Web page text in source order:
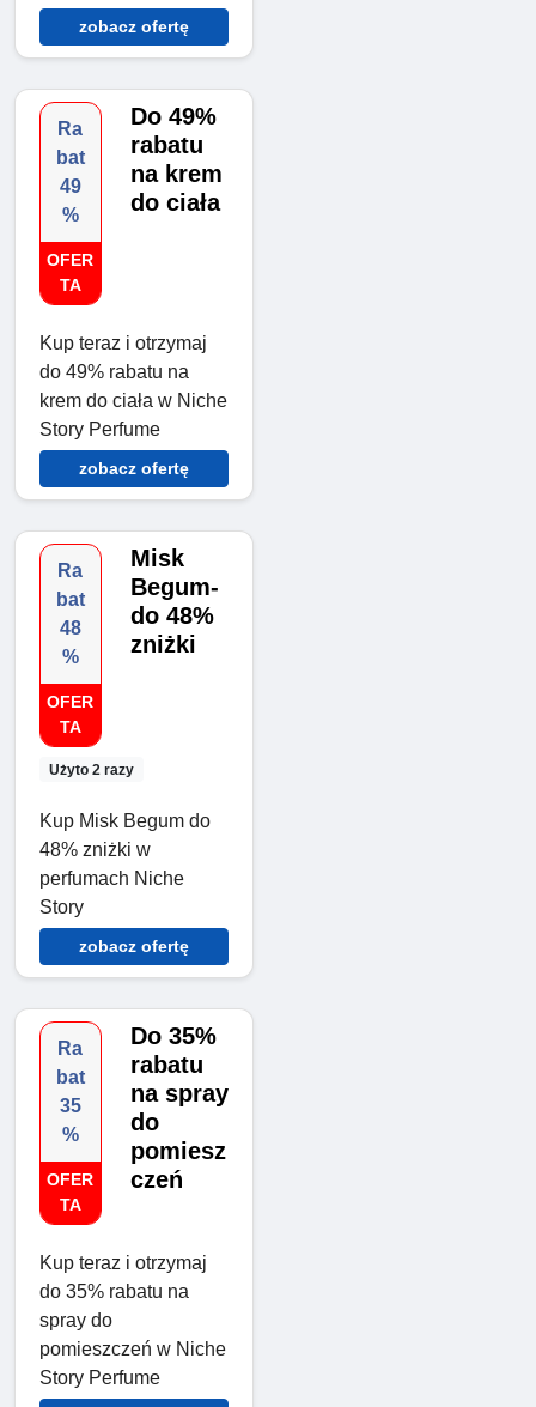
zobacz ofertę
Ra
bat
49
%
OFER
TA
Do 49%
rabatu
na krem
do ciała
Kup teraz i otrzymaj
do 49% rabatu na
krem do ciała w Niche
Story Perfume
zobacz ofertę
Ra
bat
48
%
OFER
TA
Użyto 2 razy
Misk
Begum-
do 48%
zniżki
Kup Misk Begum do
48% zniżki w
perfumach Niche
Story
zobacz ofertę
Ra
bat
35
%
OFER
TA
Do 35%
rabatu
na spray
do
pomiesz
czeń
Kup teraz i otrzymaj
do 35% rabatu na
spray do
pomieszczeń w Niche
Story Perfume